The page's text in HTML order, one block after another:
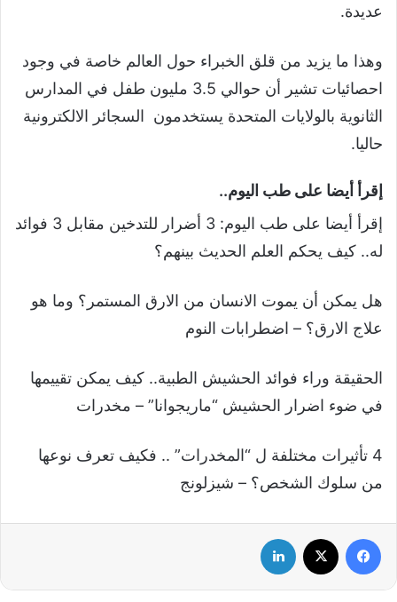
عديدة.
وهذا ما يزيد من قلق الخبراء حول العالم خاصة في وجود
احصائيات تشير أن حوالي 3.5 مليون طفل في المدارس
الثانوية بالولايات المتحدة يستخدمون السجائر الالكترونية
حاليا.
إقرأ أيضا على طب اليوم..
إقرأ أيضا على طب اليوم: 3 أضرار للتدخين مقابل 3 فوائد
له.. كيف يحكم العلم الحديث بينهم؟
هل يمكن أن يموت الانسان من الارق المستمر؟ وما هو
علاج الارق؟ – اضطرابات النوم
الحقيقة وراء فوائد الحشيش الطبية.. كيف يمكن تقييمها
في ضوء اضرار الحشيش “ماريجوانا” – مخدرات
4 تأثيرات مختلفة ل “المخدرات” .. فكيف تعرف نوعها
من سلوك الشخص؟ – شيزلونج